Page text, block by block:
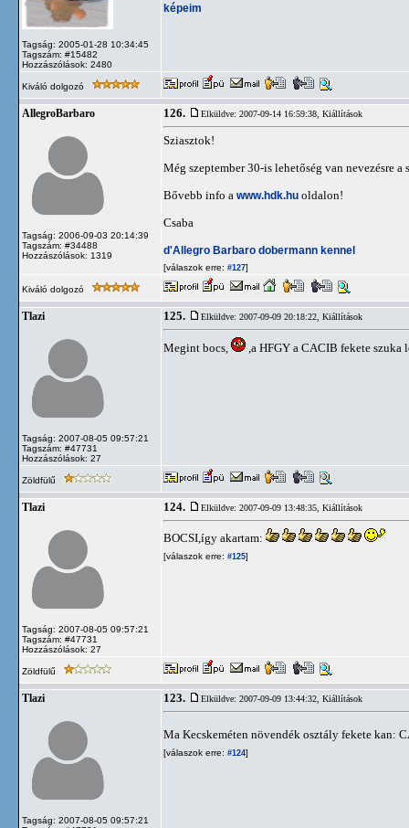
Tagság: 2005-01-28 10:34:45
Tagszám: #15482
Hozzászólások: 2480
képeim
Kiváló dolgozó
AllegroBarbaro
Tagság: 2006-09-03 20:14:39
Tagszám: #34488
Hozzászólások: 1319
126. Elküldve: 2007-09-14 16:59:38, Kiállítások
Sziasztok!
Még szeptember 30-is lehetőség van nevezésre
Bővebb info a www.hdk.hu oldalon!
Csaba
d'Allegro Barbaro dobermann kennel
[válaszok erre: #127]
Kiváló dolgozó
Tlazi
Tagság: 2007-08-05 09:57:21
Tagszám: #47731
Hozzászólások: 27
125. Elküldve: 2007-09-09 20:18:22, Kiállítások
Megint bocs, ,a HFGY a CACIB fekete
Zöldfülű
Tlazi
Tagság: 2007-08-05 09:57:21
Tagszám: #47731
Hozzászólások: 27
124. Elküldve: 2007-09-09 13:48:35, Kiállítások
BOCSI,így akartam:
[válaszok erre: #125]
Zöldfülű
Tlazi
Tagság: 2007-08-05 09:57:21
123. Elküldve: 2007-09-09 13:44:32, Kiállítások
Ma Kecskeméten növendék osztály fekete kan:
[válaszok erre: #124]